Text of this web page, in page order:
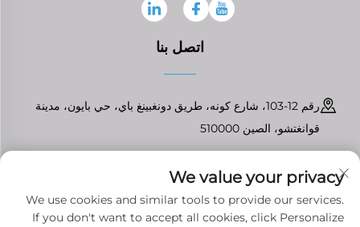
اتصل بنا
رقم 12-103، شارع كونه، طريق دونغبينغ باي، حي بايون، مدينة
قوانغتشو، الصين 510000
[email protected]
We value your privacy
We use cookies and similar tools to provide our services.
If you don't want to accept all cookies, click Personalize